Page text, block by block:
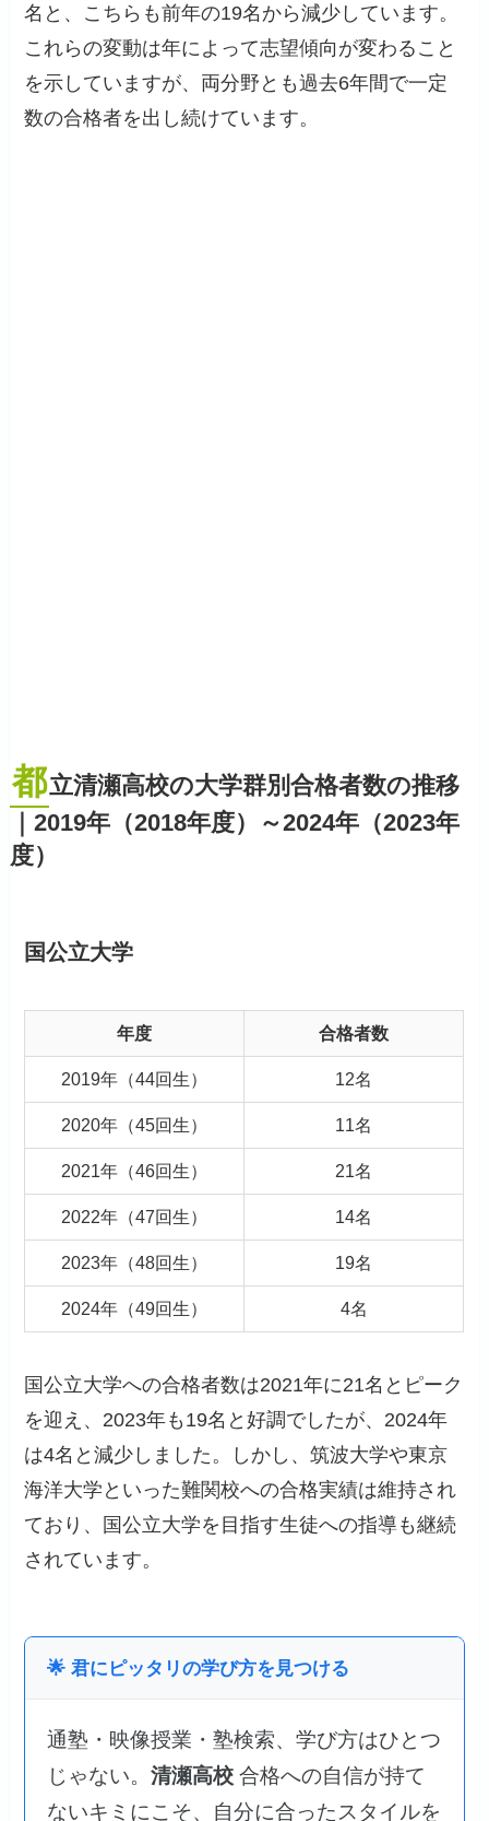
名と、こちらも前年の19名から減少しています。
これらの変動は年によって志望傾向が変わること
を示していますが、両分野とも過去6年間で一定
数の合格者を出し続けています。
都立清瀬高校の大学群別合格者数の推移
｜2019年（2018年度）～2024年（2023年
度）
国公立大学
年度 合格者数
2019年（44回生） 12名
2020年（45回生） 11名
2021年（46回生） 21名
2022年（47回生） 14名
2023年（48回生） 19名
2024年（49回生） 4名
国公立大学への合格者数は2021年に21名とピーク
を迎え、2023年も19名と好調でしたが、2024年
は4名と減少しました。しかし、筑波大学や東京
海洋大学といった難関校への合格実績は維持され
ており、国公立大学を目指す生徒への指導も継続
されています。
🌟 君にピッタリの学び方を見つける
通塾・映像授業・塾検索、学び方はひとつ
じゃない。清瀬高校 合格への自信が持て
ないキミにこそ、自分に合ったスタイルを